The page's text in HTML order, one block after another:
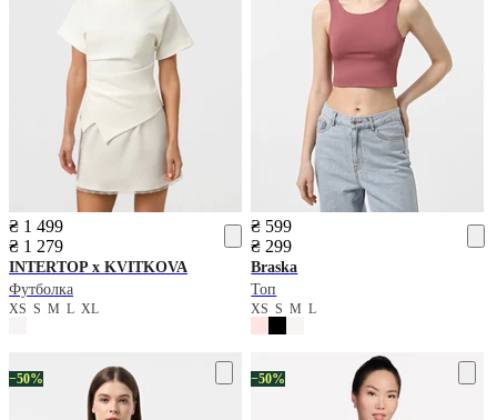
₴ 1 499
₴ 1 279
INTERTOP x KVITKOVA
Футболка
XS S M L XL
₴ 599
₴ 299
Braska
Топ
XSSML
−50% −50%